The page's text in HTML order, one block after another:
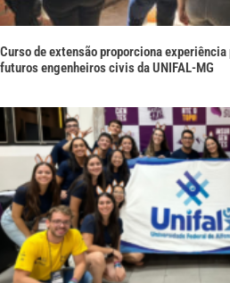
Curso de extensão proporciona
futuros engenheiros civis da UNIFAL-MG